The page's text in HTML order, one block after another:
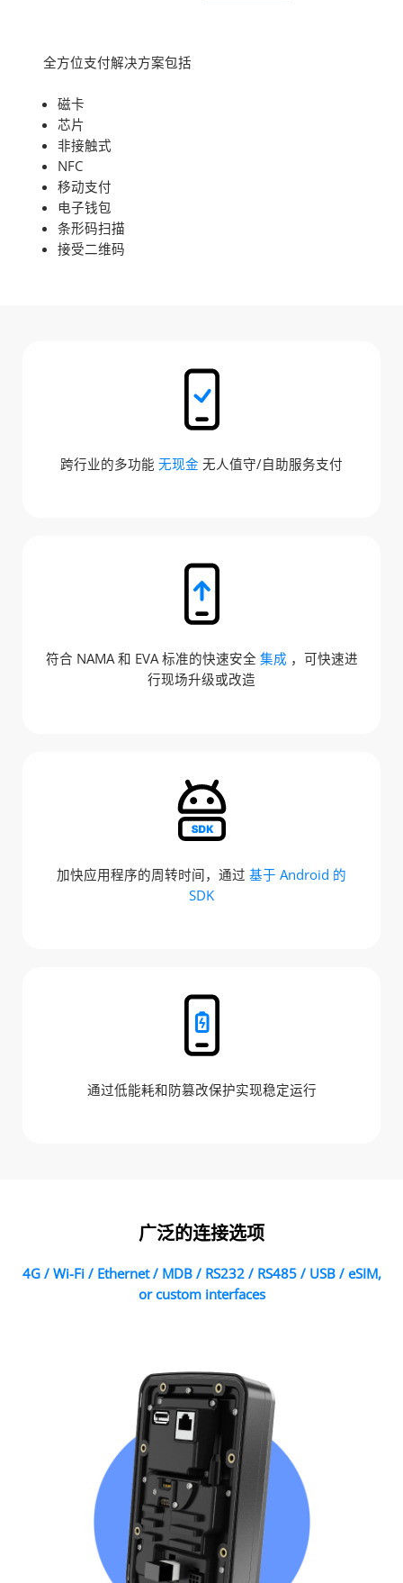
全方位支付解决方案包括
磁卡
芯片
非接触式
NFC
移动支付
电子钱包
条形码扫描
接受二维码
跨行业的多功能 无现金 无人值守/自助服务支付
符合 NAMA 和 EVA 标准的快速安全 集成 ，可快速进
行现场升级或改造
加快应用程序的周转时间，通过 基于 Android 的
SDK
通过低能耗和防篡改保护实现稳定运行
广泛的连接选项
4G / Wi-Fi / Ethernet / MDB / RS232 / RS485 / USB / eSIM,
or custom interfaces